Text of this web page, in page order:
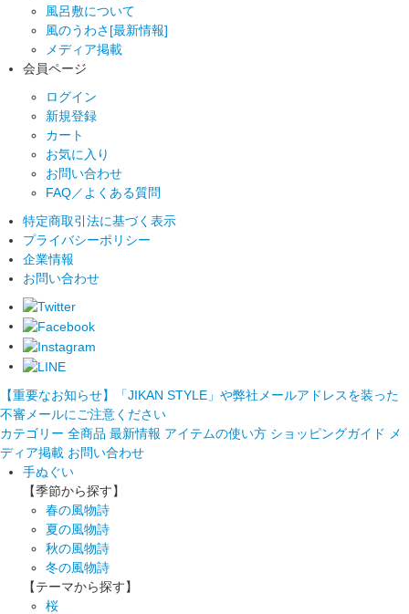
風呂敷について
風のうわさ[最新情報]
メディア掲載
会員ページ
ログイン
新規登録
カート
お気に入り
お問い合わせ
FAQ／よくある質問
特定商取引法に基づく表示
プライバシーポリシー
企業情報
お問い合わせ
【重要なお知らせ】「JIKAN STYLE」や弊社メールアドレスを装った
不審メールにご注意ください
カテゴリー 全商品 最新情報 アイテムの使い方 ショッピングガイド
メ
ディア掲載 お問い合わせ
手ぬぐい
【季節から探す】
春の風物詩
夏の風物詩
秋の風物詩
冬の風物詩
【テーマから探す】
桜